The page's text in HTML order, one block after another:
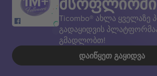
Ticombo® ახლა
გადაყიდვის
გმადლობთ!
ᲓᲐᲘᲬᲧᲔᲗ ᲒᲐᲧᲘᲓᲕᲐ